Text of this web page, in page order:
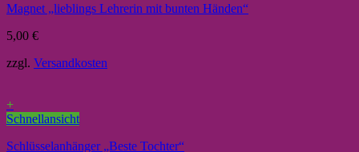
Magnet „lieblings Lehrerin mit bunten Händen“
5,00 €
zzgl. Versandkosten
+
Schnellansicht
Schlüsselanhänger „Beste Tochter“